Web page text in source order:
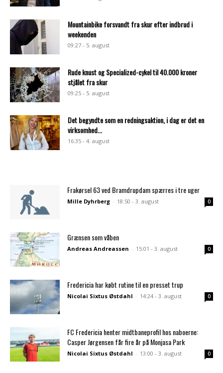
Mountainbike forsvandt fra skur efter indbrud i
weekenden
09:27 - 5. august
Rude knust og Specialized-cykel til 40.000 kroner
stjålet fra skur
09:25 - 5. august
Det begyndte som en redningsaktion, i dag er det en
virksomhed...
16:35 - 4. august
Frakørsel 63 ved Bramdrupdam spærres i tre uger
Mille Dyhrberg - 18:50 - 3. august 0
Grænsen som våben
Andreas Andreassen - 15:01 - 3. august 0
Fredericia har købt rutine til en presset trup
Nicolai Sixtus Østdahl - 14:24 - 3. august 0
FC Fredericia henter midtbaneprofil hos naboerne:
Casper Jørgensen får fire år på Monjasa Park
Nicolai Sixtus Østdahl - 13:00 - 3. august 0